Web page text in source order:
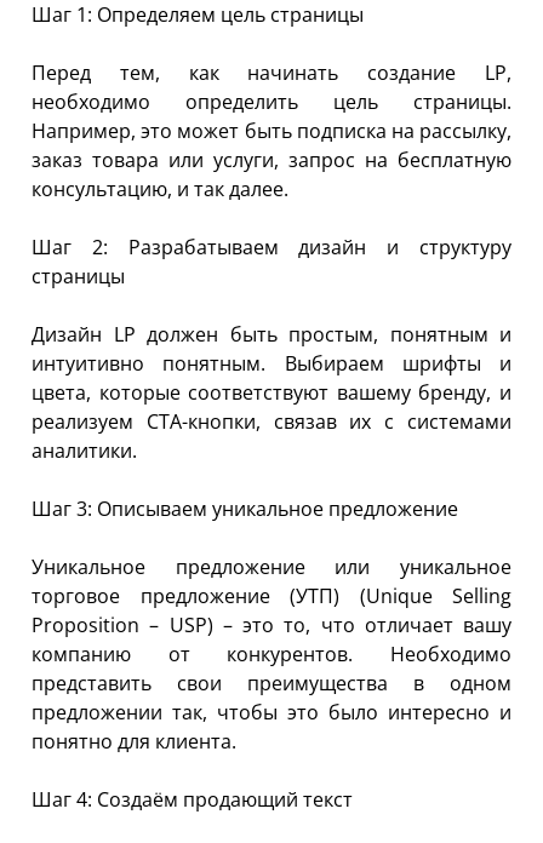
Шаг 1: Определяем цель страницы
Перед тем, как начинать создание LP,
необходимо определить цель страницы.
Например, это может быть подписка на рассылку,
заказ товара или услуги, запрос на бесплатную
консультацию, и так далее.
Шаг 2: Разрабатываем дизайн и структуру
страницы
Дизайн LP должен быть простым, понятным и
интуитивно понятным. Выбираем шрифты и
цвета, которые соответствуют вашему бренду, и
реализуем CTA-кнопки, связав их с системами
аналитики.
Шаг 3: Описываем уникальное предложение
Уникальное предложение или уникальное
торговое предложение (УТП) (Unique Selling
Proposition – USP) – это то, что отличает вашу
компанию от конкурентов. Необходимо
представить свои преимущества в одном
предложении так, чтобы это было интересно и
понятно для клиента.
Шаг 4: Создаём продающий текст